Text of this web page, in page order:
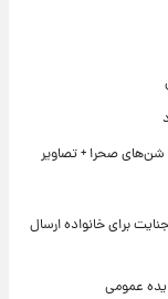
صحرا + تصاویر
برای خانواده ارسال
عمومی